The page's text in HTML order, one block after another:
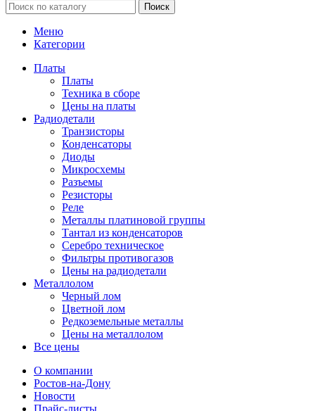
Поиск
Меню
Категории
Платы
Платы
Техника в сборе
Цены на платы
Радиодетали
Транзисторы
Конденсаторы
Диоды
Микросхемы
Разъемы
Резисторы
Реле
Металлы платиновой группы
Тантал из конденсаторов
Серебро техническое
Фильтры противогазов
Цены на радиодетали
Металлолом
Черный лом
Цветной лом
Редкоземельные металлы
Цены на металлолом
Все цены
О компании
Ростов-на-Дону
Новости